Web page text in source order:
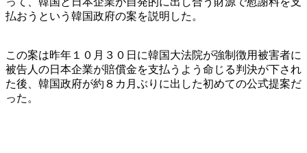
払おうという韓国政府の案を説明した。
この案は昨年１０月３０日に韓国大法院が強制徴用被害者に
被告人の日本企業が賠償金を支払うよう命じる判決が下され
た後、韓国政府が約８カ月ぶりに出した初めての公式提案だ
った。